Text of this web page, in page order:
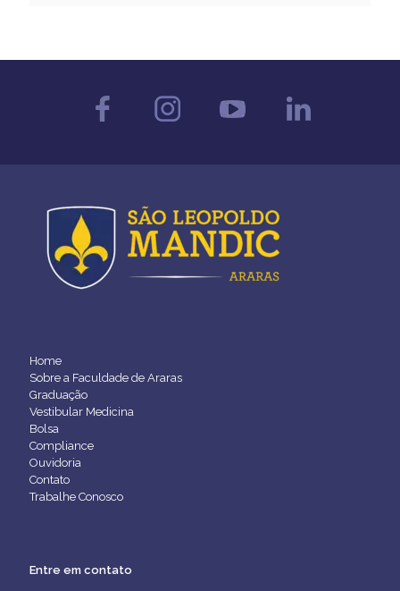
Home
Sobre a Faculdade de Araras
Graduação
Vestibular Medicina
Bolsa
Compliance
Ouvidoria
Contato
Trabalhe Conosco
Entre em contato